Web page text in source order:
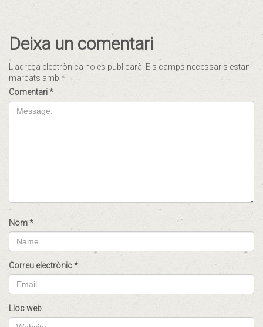
Deixa un comentari
L'adreça electrònica no es publicarà. Els camps necessaris estan
marcats amb *
Comentari*
Nom*
Correu electrònic*
Lloc web